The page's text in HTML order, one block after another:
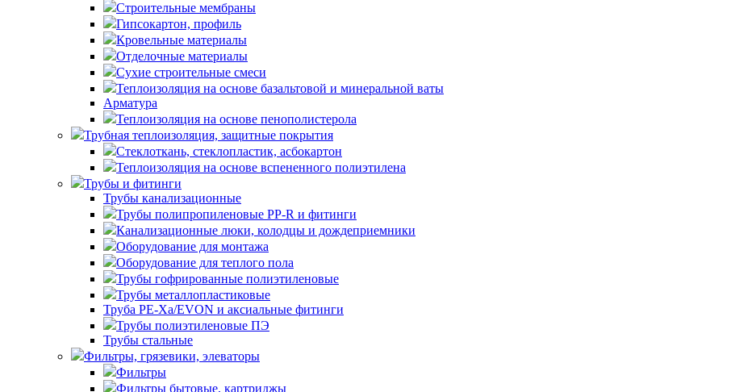
Строительные мембраны
Гипсокартон, профиль
Кровельные материалы
Отделочные материалы
Сухие строительные смеси
Теплоизоляция на основе базальтовой и минеральной ваты
Арматура
Теплоизоляция на основе пенополистерола
Трубная теплоизоляция, защитные покрытия
Стеклоткань, стеклопластик, асбокартон
Теплоизоляция на основе вспененного полиэтилена
Трубы и фитинги
Трубы канализационные
Трубы полипропиленовые PP-R и фитинги
Канализационные люки, колодцы и дождеприемники
Оборудование для монтажа
Оборудование для теплого пола
Трубы гофрированные полиэтиленовые
Трубы металлопластиковые
Труба PE-Xa/EVON и аксиальные фитинги
Трубы полиэтиленовые ПЭ
Трубы стальные
Фильтры, грязевики, элеваторы
Фильтры
Фильтры бытовые, картриджы